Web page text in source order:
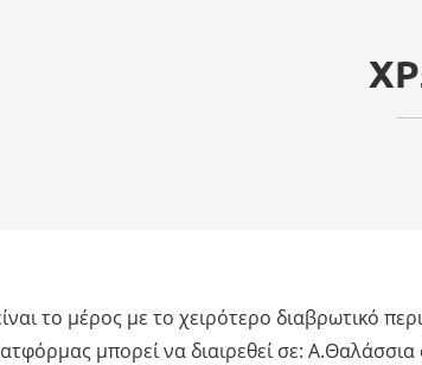
το μέρος με το χειρότερο διαβρωτικό
μπορεί να διαιρεθεί σε: